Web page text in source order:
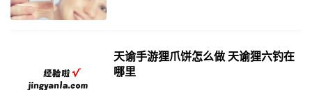
天谕手游狸爪饼怎么做 天谕狸六钓在
哪里